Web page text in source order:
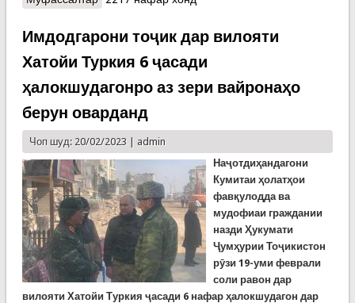
(ВИДЕО)
Имдодгарони тоҷик дар вилояти
Хатойи Туркия 6 ҷасади
ҳалокшудагонро аз зери вайронаҳо
берун оварданд
Чоп шуд: 20/02/2023 | admin
Наҷотдиҳандагони
Кумитаи ҳолатҳои
фавқулодда ва
мудофиаи граждании
назди Ҳукумати
Ҷумҳурии Тоҷикистон
рӯзи 19-уми феврали
соли равон дар
вилояти Хатойи Туркия ҷасади 6 нафар ҳалокшудагон дар